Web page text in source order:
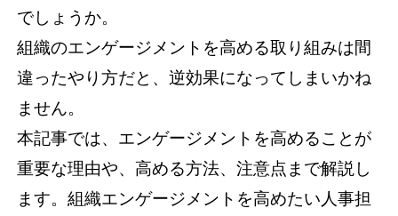
でしょうか。
組織のエンゲージメントを高める取り組みは間
違ったやり方だと、逆効果になってしまいかね
ません。
本記事では、エンゲージメントを高めることが
重要な理由や、高める方法、注意点まで解説し
ます。組織エンゲージメントを高めたい人事担